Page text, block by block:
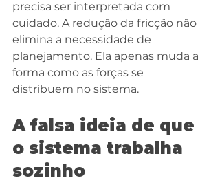
precisa ser interpretada com
cuidado. A redução da fricção não
elimina a necessidade de
planejamento. Ela apenas muda a
forma como as forças se
distribuem no sistema.
A falsa ideia de que
o sistema trabalha
sozinho